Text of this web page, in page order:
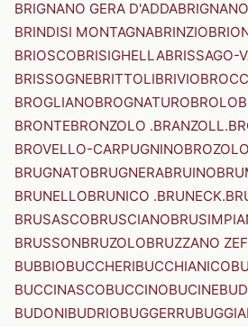
BRIGNANO GERA D'ADDA
BRINDISI MONTAGNABRINZIO
BRIOSCOBRISIGHELLABRISSAGO-
BRISSOGNEBRITTOLIBRIVIO
BROGLIANOBROGNATUROBROLO
BRONTEBRONZOLO .BRANZOLL.
BROVELLO-CARPUGNINOBROZOLO
BRUGNATOBRUGNERABRUINO
BRUNELLOBRUNICO .BRUNECK.
BRUSASCOBRUSCIANO
BRUSSONBRUZOLOBRUZZANO
BUBBIOBUCCHERIBUCCHIANICO
BUCCINASCOBUCCINOBUCINE
BUDONIBUDRIOBUGGERRU